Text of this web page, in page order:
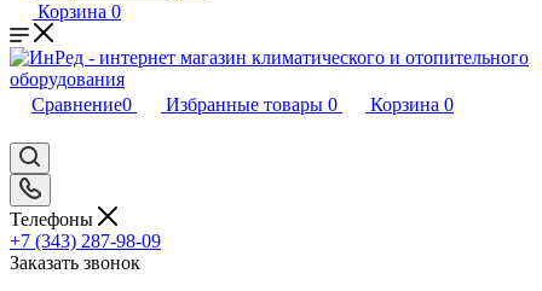
Корзина 0
Сравнение0 Избранные товары 0 Корзина 0
Телефоны
+7 (343) 287-98-09
Заказать звонок